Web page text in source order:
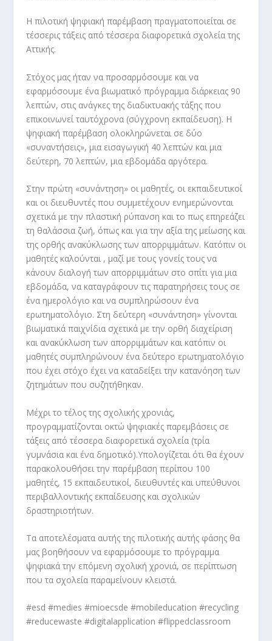
Η πιλοτική ψηφιακή παρέμβαση πραγματοποιείται σε
τέσσερις τάξεις από τέσσερα διαφορετικά σχολεία της
Αττικής.
Στόχος μας ήταν να προσαρμόσουμε και να
εφαρμόσουμε ένα βιωματικό πρόγραμμα διάρκειας 90
λεπτών, στις ανάγκες της διαδικτυακής τάξης που
επικοινωνεί ταυτόχρονα (σύγχρονη εκπαίδευση). Η
ψηφιακή παρέμβαση ολοκληρώνεται σε δύο
«συναντήσεις», μια εισαγωγική 40 λεπτών και μια
δεύτερη, 70 λεπτών, μια εβδομάδα αργότερα.
Στην πρώτη «συνάντηση» οι μαθητές, οι εκπαιδευτικοί
και οι διευθυντές που συμμετέχουν ενημερώνονται
σχετικά με την πλαστική ρύπανση και το πως επηρεάζει
τη θαλάσσια ζωή, όπως και για την αξία της μείωσης και
της ορθής ανακύκλωσης των απορριμμάτων. Κατόπιν οι
μαθητές καλούνται , μαζί με τους γονείς τους να
κάνουν διαλογή των απορριμμάτων στο σπίτι για μια
εβδομάδα, να καταγράφουν τις παρατηρήσεις τους σε
ένα ημερολόγιο και να συμπληρώσουν ένα
ερωτηματολόγιο. Στη δεύτερη «συνάντηση» γίνονται
βιωματικά παιχνίδια σχετικά με την ορθή διαχείριση
και ανακύκλωση των απορριμμάτων και κατόπιν οι
μαθητές συμπληρώνουν ένα δεύτερο ερωτηματολόγιο
που έχει στόχο έχει να καταδείξει την κατανόηση των
ζητημάτων που συζητήθηκαν.
Μέχρι το τέλος της σχολικής χρονιάς,
προγραμματίζονται οκτώ ψηφιακές παρεμβάσεις σε
τάξεις από τέσσερα διαφορετικά σχολεία (τρία
γυμνάσια και ένα δημοτικό).Υπολογίζεται ότι θα έχουν
παρακολουθήσει την παρέμβαση περίπου 100
μαθητές, 15 εκπαιδευτικοί, διευθυντές και υπεύθυνοι
περιβαλλοντικής εκπαίδευσης και σχολικών
δραστηριοτήτων.
Τα αποτελέσματα αυτής της πιλοτικής αυτής φάσης θα
μας βοηθήσουν να εφαρμόσουμε το πρόγραμμα
ψηφιακά την επόμενη σχολική χρονιά, σε περίπτωση
που τα σχολεία παραμείνουν κλειστά.
#esd #medies #mioecsde #mobileducation #recycling
#reducewaste #digitalapplication #flippedclassroom